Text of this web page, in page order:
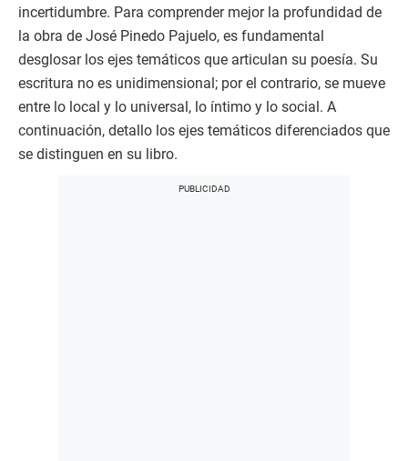
incertidumbre. Para comprender mejor la profundidad de
la obra de José Pinedo Pajuelo, es fundamental
desglosar los ejes temáticos que articulan su poesía. Su
escritura no es unidimensional; por el contrario, se mueve
entre lo local y lo universal, lo íntimo y lo social. A
continuación, detallo los ejes temáticos diferenciados que
se distinguen en su libro.